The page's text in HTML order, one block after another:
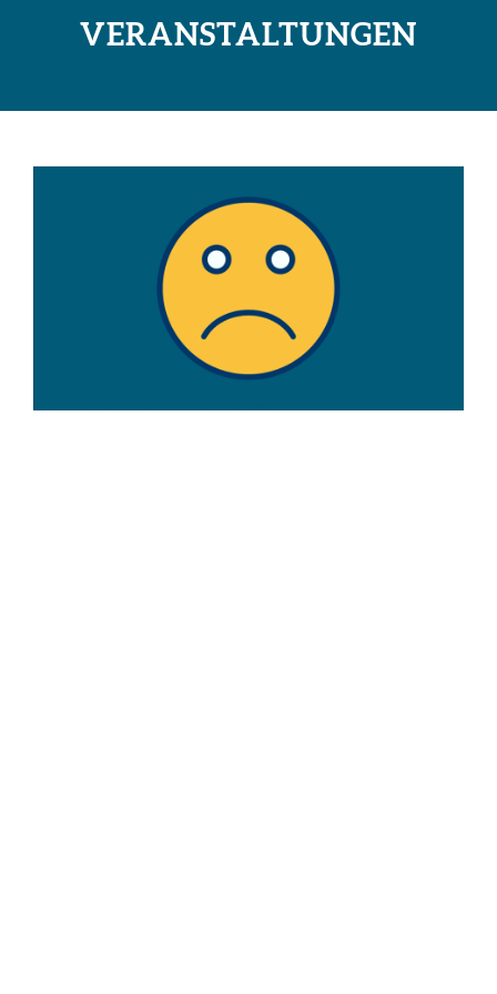
VERANSTALTUNGEN